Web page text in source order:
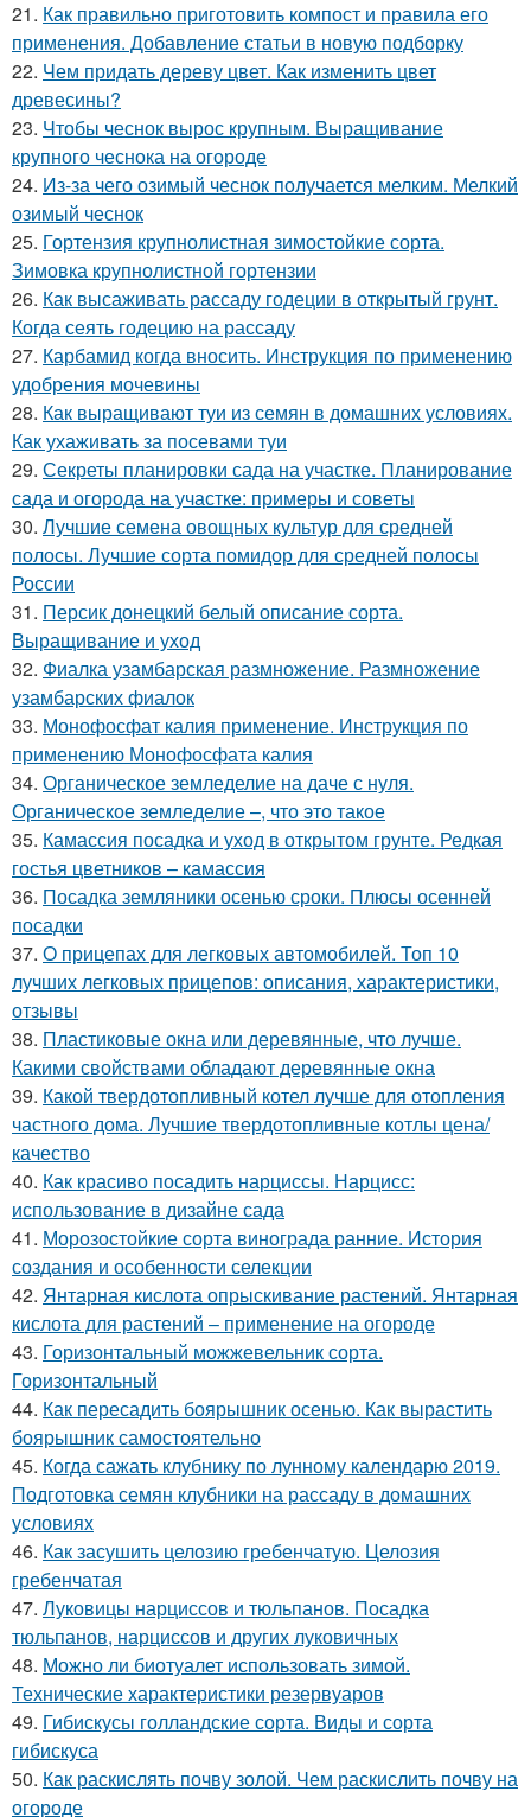
21. Как правильно приготовить компост и правила его
применения. Добавление статьи в новую подборку
22. Чем придать дереву цвет. Как изменить цвет
древесины?
23. Чтобы чеснок вырос крупным. Выращивание
крупного чеснока на огороде
24. Из-за чего озимый чеснок получается мелким. Мелкий
озимый чеснок
25. Гортензия крупнолистная зимостойкие сорта.
Зимовка крупнолистной гортензии
26. Как высаживать рассаду годеции в открытый грунт.
Когда сеять годецию на рассаду
27. Карбамид когда вносить. Инструкция по применению
удобрения мочевины
28. Как выращивают туи из семян в домашних условиях.
Как ухаживать за посевами туи
29. Секреты планировки сада на участке. Планирование
сада и огорода на участке: примеры и советы
30. Лучшие семена овощных культур для средней
полосы. Лучшие сорта помидор для средней полосы
России
31. Персик донецкий белый описание сорта.
Выращивание и уход
32. Фиалка узамбарская размножение. Размножение
узамбарских фиалок
33. Монофосфат калия применение. Инструкция по
применению Монофосфата калия
34. Органическое земледелие на даче с нуля.
Органическое земледелие –, что это такое
35. Камассия посадка и уход в открытом грунте. Редкая
гостья цветников – камассия
36. Посадка земляники осенью сроки. Плюсы осенней
посадки
37. О прицепах для легковых автомобилей. Топ 10
лучших легковых прицепов: описания, характеристики,
отзывы
38. Пластиковые окна или деревянные, что лучше.
Какими свойствами обладают деревянные окна
39. Какой твердотопливный котел лучше для отопления
частного дома. Лучшие твердотопливные котлы цена/
качество
40. Как красиво посадить нарциссы. Нарцисс:
использование в дизайне сада
41. Морозостойкие сорта винограда ранние. История
создания и особенности селекции
42. Янтарная кислота опрыскивание растений. Янтарная
кислота для растений – применение на огороде
43. Горизонтальный можжевельник сорта.
Горизонтальный
44. Как пересадить боярышник осенью. Как вырастить
боярышник самостоятельно
45. Когда сажать клубнику по лунному календарю 2019.
Подготовка семян клубники на рассаду в домашних
условиях
46. Как засушить целозию гребенчатую. Целозия
гребенчатая
47. Луковицы нарциссов и тюльпанов. Посадка
тюльпанов, нарциссов и других луковичных
48. Можно ли биотуалет использовать зимой.
Технические характеристики резервуаров
49. Гибискусы голландские сорта. Виды и сорта
гибискуса
50. Как раскислять почву золой. Чем раскислить почву на
огороде